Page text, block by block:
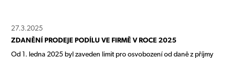
27.3.2025
ZDANĚNÍ PRODEJE PODÍLU VE FIRMĚ V ROCE 2025
Od 1. ledna 2025 byl zaveden limit pro osvobození od daně z příjmy